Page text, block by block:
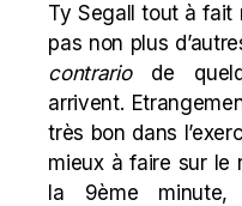
Ty Segall tout à fait
pas non plus
contrario de
arrivent.
très bon dans
mieux à faire sur le
la 9ème